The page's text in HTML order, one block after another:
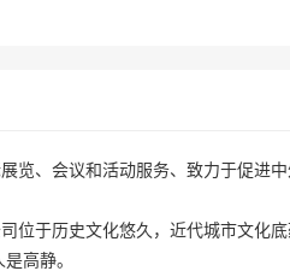
览、会议和活动服务、致力于促
位于历史文化悠久，近代城市文化
高静。